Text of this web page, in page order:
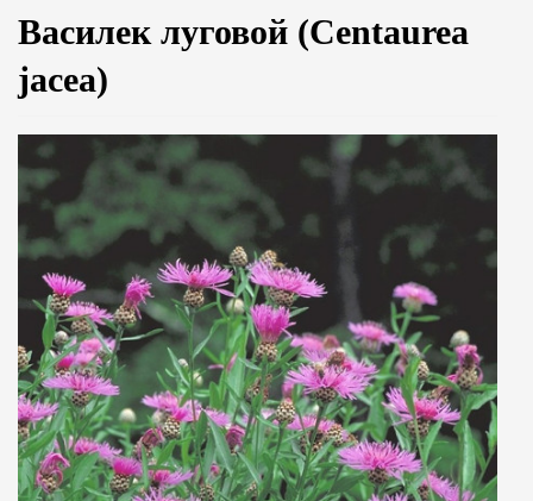
Василек луговой (Centaurea
jacea)